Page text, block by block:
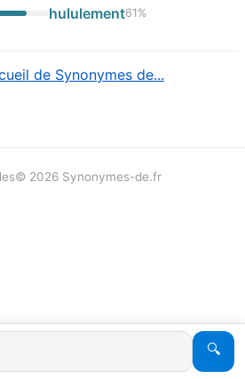
hululement61 %
de Synonymes de...
🔍
© 2026 Synonymes-de.fr